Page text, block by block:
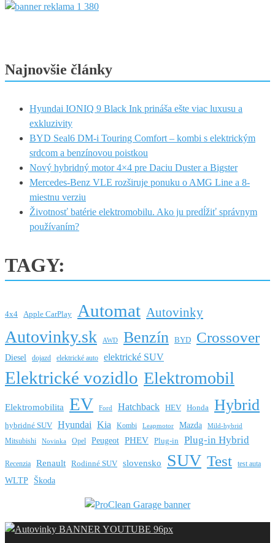
Najnovšie články
Hyundai IONIQ 9 Black Ink prináša ešte viac luxusu a
exkluzivity
BYD Seal6 DM-i Touring Comfort – kombi s elektrickým
srdcom a benzínovou poistkou
Nový hybridný motor 4×4 pre Daciu Duster a Bigster
Mercedes-Benz VLE rozširuje ponuku o AMG Line a 8-
miestnu verziu
Životnosť batérie elektromobilu. Ako ju predĺžiť správnym
používaním?
TAGY:
4x4 Apple CarPlay Automat Autovinky
Autovinky.sk AWD Benzín BYD Crossover
Diesel dojazd elektrické auto elektrické SUV
Elektrické vozidlo Elektromobil
Elektromobilita EV Ford Hatchback HEV Honda Hybrid
hybridné SUV Hyundai Kia Kombi Leapmotor Mazda Mild-hybrid
Mitsubishi Novinka Opel Peugeot PHEV Plug-in Plug-in Hybrid
Recenzia Renault Rodinné SUV slovensko SUV Test test auta
WLTP Škoda